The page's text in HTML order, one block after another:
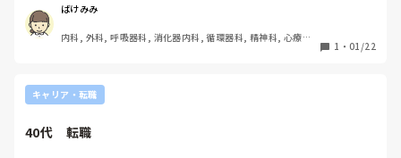
数日の結果としては…抑うつ、希死念慮、焦燥感はマシにな
ったが眠い！笑
1日じゅう満遍なく眠い。今寝て良いよと言われたらすぐ寝
人伝でデパスを飲んで仕事をしてる人しか聞いた事がなく、
ばけみみ
内科, 外科, 呼吸器科, 消化器内科, 循環器科, 精神科, 心療内
1 ・ 01/22
キャリア・転職
40代　転職